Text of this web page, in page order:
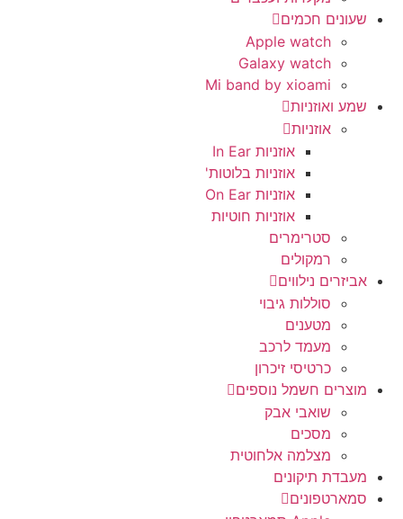
שעונים חכמים
Apple watch
Galaxy watch
Mi band by xioami
שמע ואוזניות
אוזניות
אוזניות In Ear
אוזניות בלוטות'
אוזניות On Ear
אוזניות חוטיות
סטרימרים
רמקולים
אביזרים נילווים
סוללות גיבוי
מטענים
מעמד לרכב
כרטיסי זיכרון
מוצרים חשמל נוספים
שואבי אבק
מסכים
מצלמה אלחוטית
מעבדת תיקונים
סמארטפונים